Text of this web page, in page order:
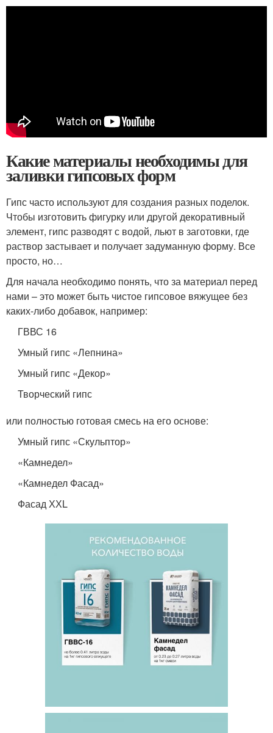
Какие материалы необходимы для
заливки гипсовых форм
Гипс часто используют для создания разных поделок.
Чтобы изготовить фигурку или другой декоративный
элемент, гипс разводят с водой, льют в заготовки, где
раствор застывает и получает задуманную форму. Все
просто, но…
Для начала необходимо понять, что за материал перед
нами – это может быть чистое гипсовое вяжущее без
каких-либо добавок, например:
ГВВС 16
Умный гипс «Лепнина»
Умный гипс «Декор»
Творческий гипс
или полностью готовая смесь на его основе:
Умный гипс «Скульптор»
«Камнедел»
«Камнедел Фасад»
Фасад ХХL